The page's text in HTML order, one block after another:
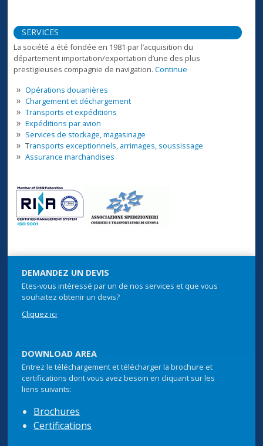
SERVICES
La société a été fondée en 1981 par l’acquisition du
département importation/exportation d’une des plus
prestigieuses compagnie de navigation.Continue
Opérations douanières
Chargement et déchargement
Transports et expéditions
Expéditions par avion
Services de stockage, magasinage
Transports exceptionnels, arrimages, soussissage
Assurance marchandises
DEMANDEZ UN DEVIS
Etes-vous intéressé par un de nos services et que vous
souhaitez obtenir un devis?
Cliquez ici
DOWNLOAD AREA
Entrez le téléchargement et télécharger la brochure et
certifications dont vous avez besoin en cliquant sur les
liens suivants:
Brochures
Certifications